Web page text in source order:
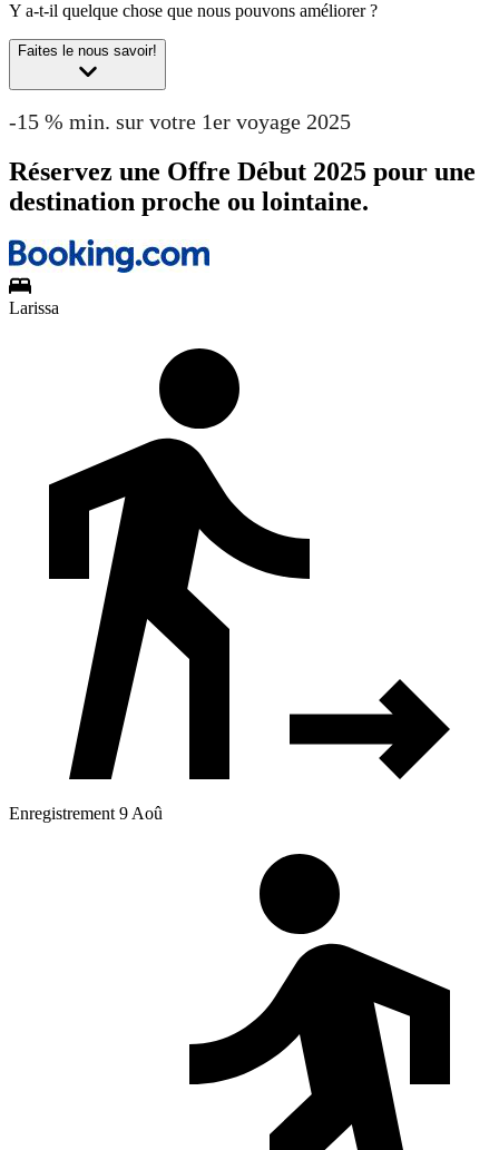
Y a-t-il quelque chose que nous pouvons améliorer ?
Faites le nous savoir!
-15 % min. sur votre 1er voyage 2025
Réservez une Offre Début 2025 pour une
destination proche ou lointaine.
Larissa
Enregistrement 9 Aoû